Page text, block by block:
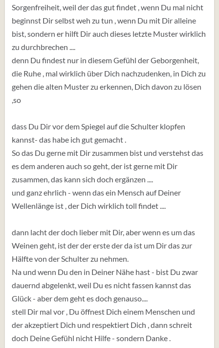
Sorgenfreiheit, weil der das gut findet , wenn Du mal nicht
beginnst Dir selbst weh zu tun , wenn Du mit Dir alleine
bist, sondern er hilft Dir auch dieses letzte Muster wirklich
zu durchbrechen ....
denn Du findest nur in diesem Gefühl der Geborgenheit,
die Ruhe , mal wirklich über Dich nachzudenken, in Dich zu
gehen die alten Muster zu erkennen, Dich davon zu lösen
,so
dass Du Dir vor dem Spiegel auf die Schulter klopfen
kannst- das habe ich gut gemacht .
So das Du gerne mit Dir zusammen bist und verstehst das
es dem anderen auch so geht, der ist gerne mit Dir
zusammen, das kann sich doch ergänzen ....
und ganz ehrlich - wenn das ein Mensch auf Deiner
Wellenlänge ist , der Dich wirklich toll findet ....
dann lacht der doch lieber mit Dir, aber wenn es um das
Weinen geht, ist der der erste der da ist um Dir das zur
Hälfte von der Schulter zu nehmen.
Na und wenn Du den in Deiner Nähe hast - bist Du zwar
dauernd abgelenkt, weil Du es nicht fassen kannst das
Glück - aber dem geht es doch genauso....
stell Dir mal vor , Du öffnest Dich einem Menschen und
der akzeptiert Dich und respektiert Dich , dann schreit
doch Deine Gefühl nicht Hilfe - sondern Danke .